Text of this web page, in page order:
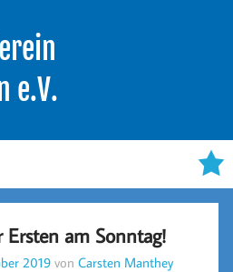
e.V.
Ersten am Sonntag!
2019 vonCarsten Manthey